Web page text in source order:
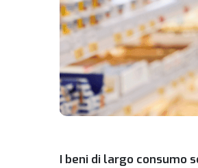
I beni di largo consumo